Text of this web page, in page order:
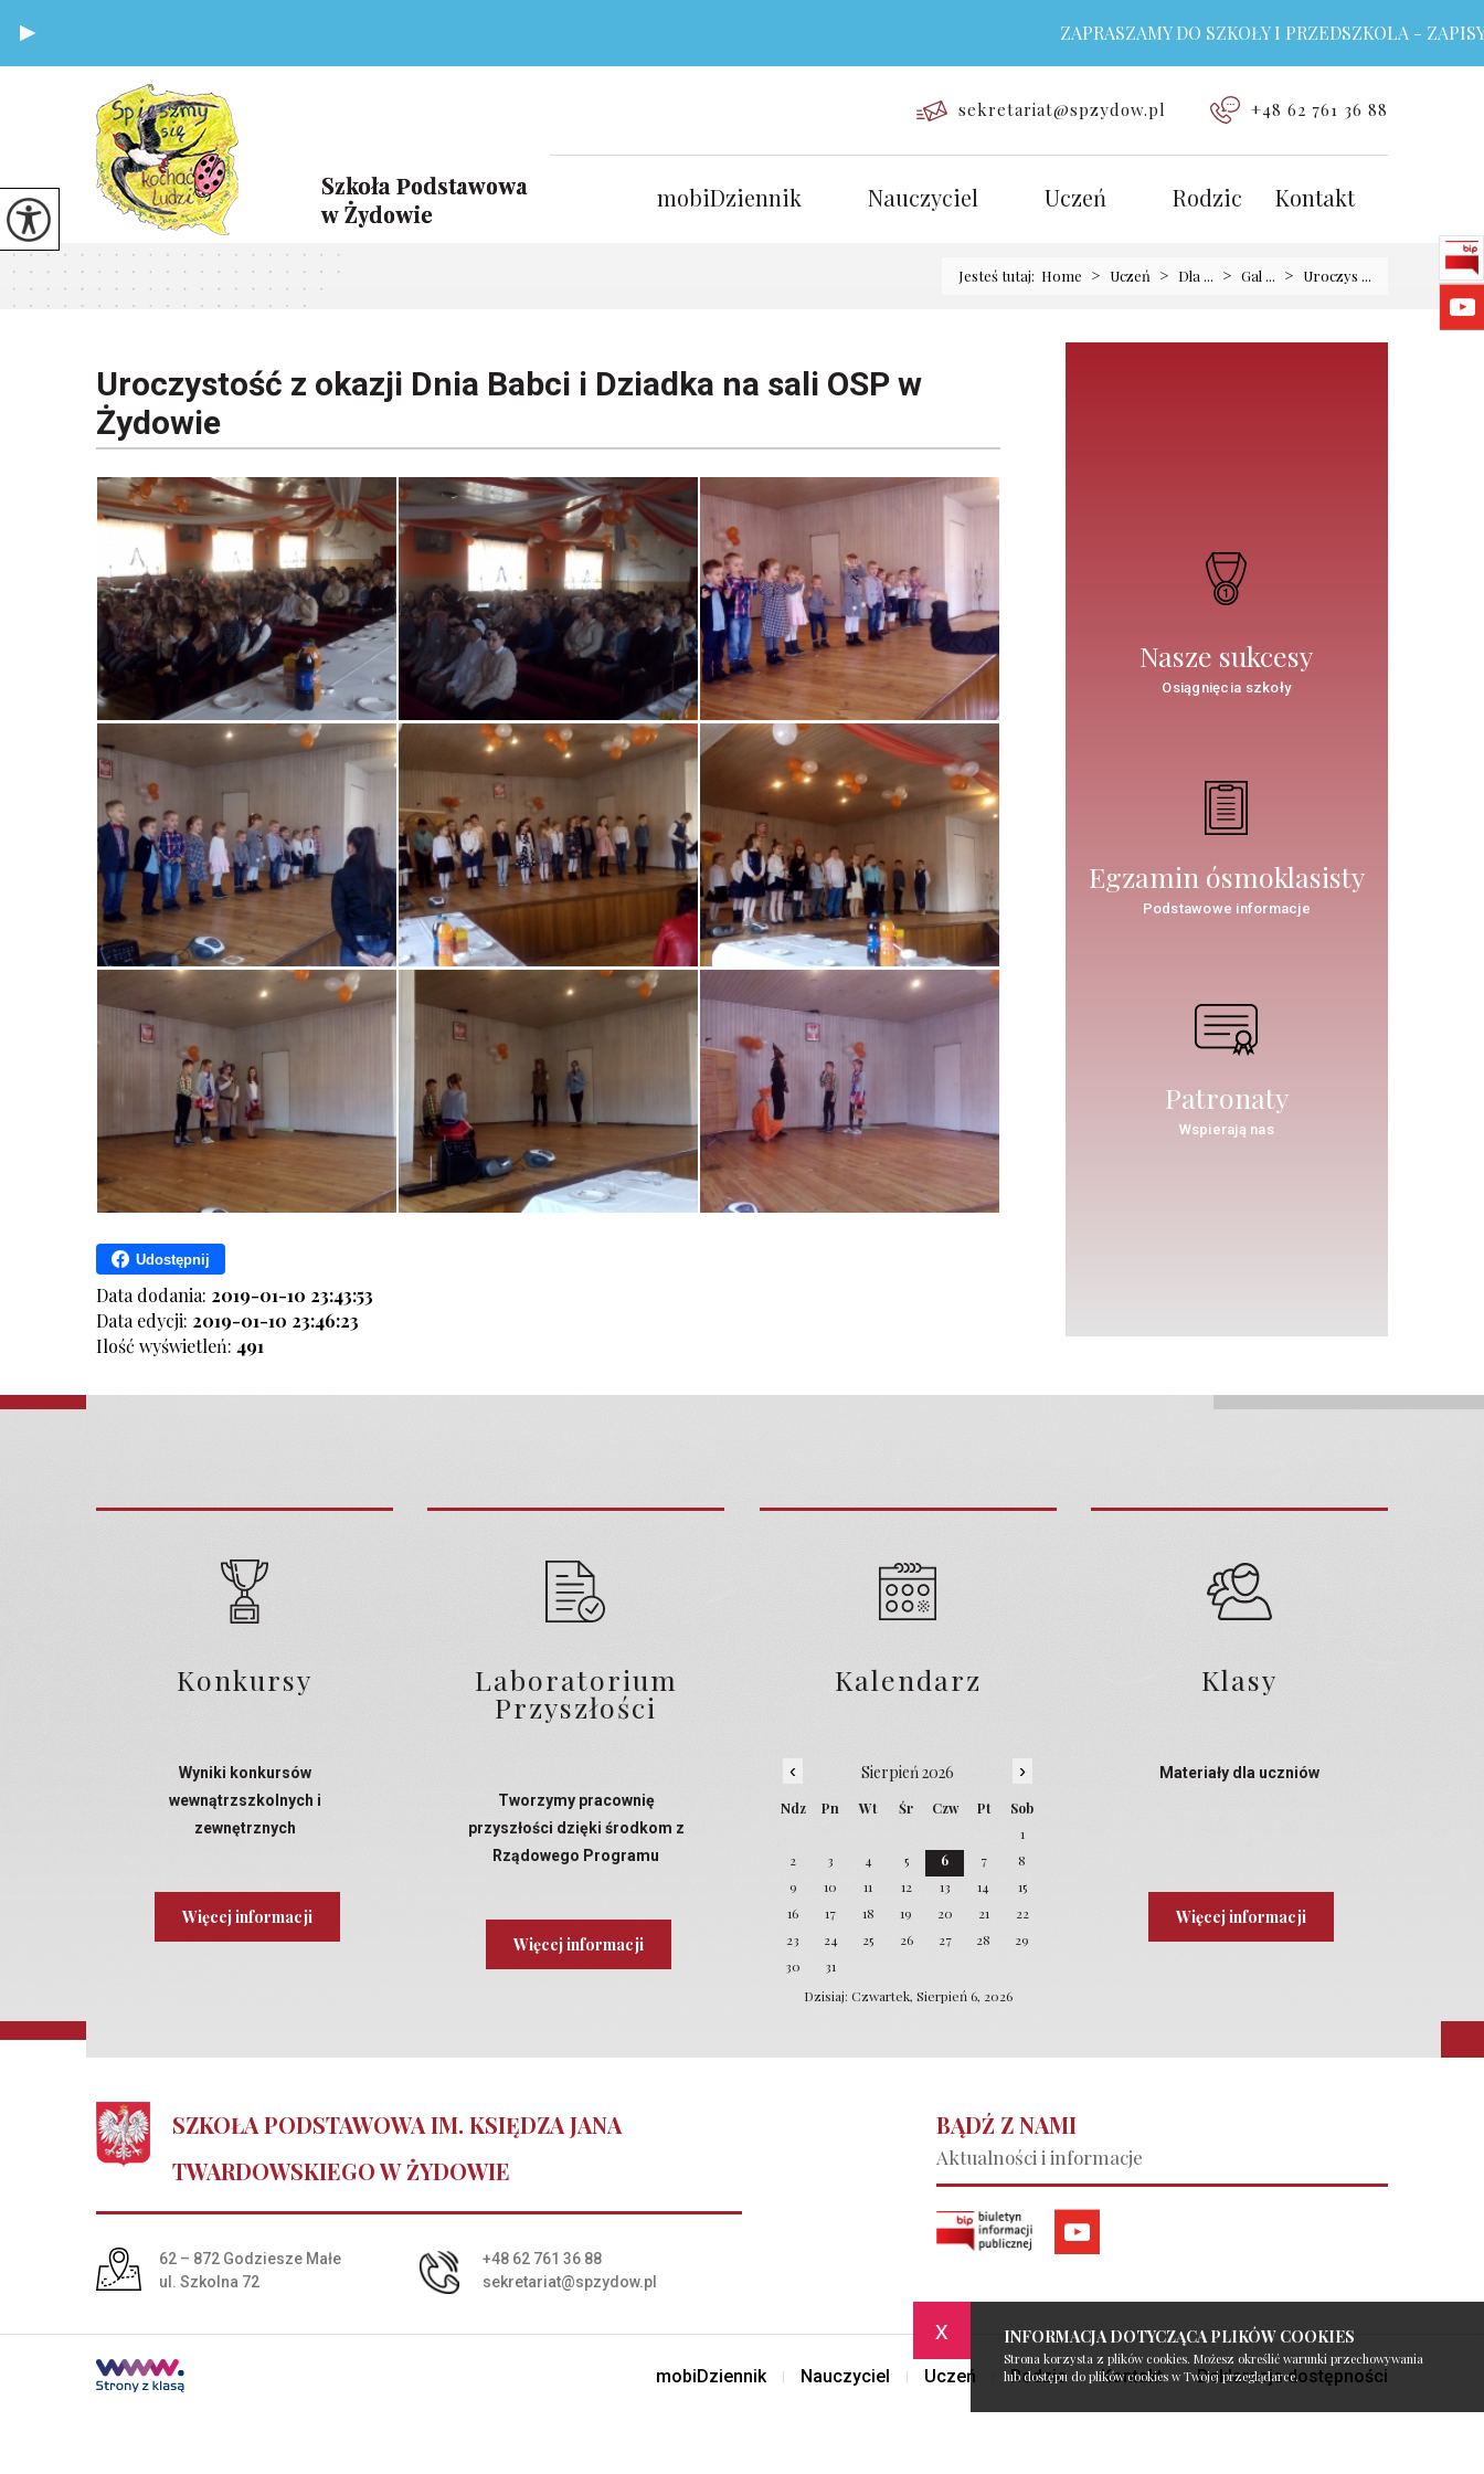
x INFORMACJA DOTYCZĄCA PLIKÓW COOKIES
Strona korzysta z plików cookies. Możesz określić warunki przechowywania
lub dostępu do plików cookies w Twojej przeglądarce.
ZAPRASZAMY DO SZKOŁY I PRZEDSZKOLA - ZAPISY
sekretariat@spzydow.pl +48 62 761 36 88
mobiDziennik Nauczyciel Uczeń Rodzic Kontakt
Jesteś tutaj: Home > Uczeń > Dla ... > Gal ... > Uroczys ...
Uroczystość z okazji Dnia Babci i Dziadka na sali OSP w
Żydowie
Udostępnij
Data dodania: 2019-01-10 23:43:53
Data edycji: 2019-01-10 23:46:23
Ilość wyświetleń: 491
Nasze sukcesy
Osiągnięcia szkoły
Egzamin ósmoklasisty
Podstawowe informacje
Patronaty
Wspierają nas
Konkursy
Wyniki konkursów
wewnątrzszkolnych i
zewnętrznych
Więcej informacji
Laboratorium
Przyszłości
Tworzymy pracownię
przyszłości dzięki środkom z
Rządowego Programu
Więcej informacji
Kalendarz
‹ Sierpień 2026 ›
Ndz Pn Wt Śr Czw Pt
Sob
1
2
3 4 5 6 7
8
9
10 11 12 13 14
15
16
17 18 19 20 21
22
23
24 25 26 27 28
29
30
31
Dzisiaj: Czwartek, Sierpień 6, 2026
Klasy
Materiały dla uczniów
Więcej informacji
SZKOŁA PODSTAWOWA IM. KSIĘDZA JANA
TWARDOWSKIEGO W ŻYDOWIE
Adres pocztowy:
62 – 872 Godziesze Małe
ul. Szkolna 72
+48 62 761 36 88
sekretariat@spzydow.pl
BĄDŹ Z NAMI
Aktualności i informacje
mobiDziennik Nauczyciel Uczeń Rodzic Kontakt Deklaracja dostępności